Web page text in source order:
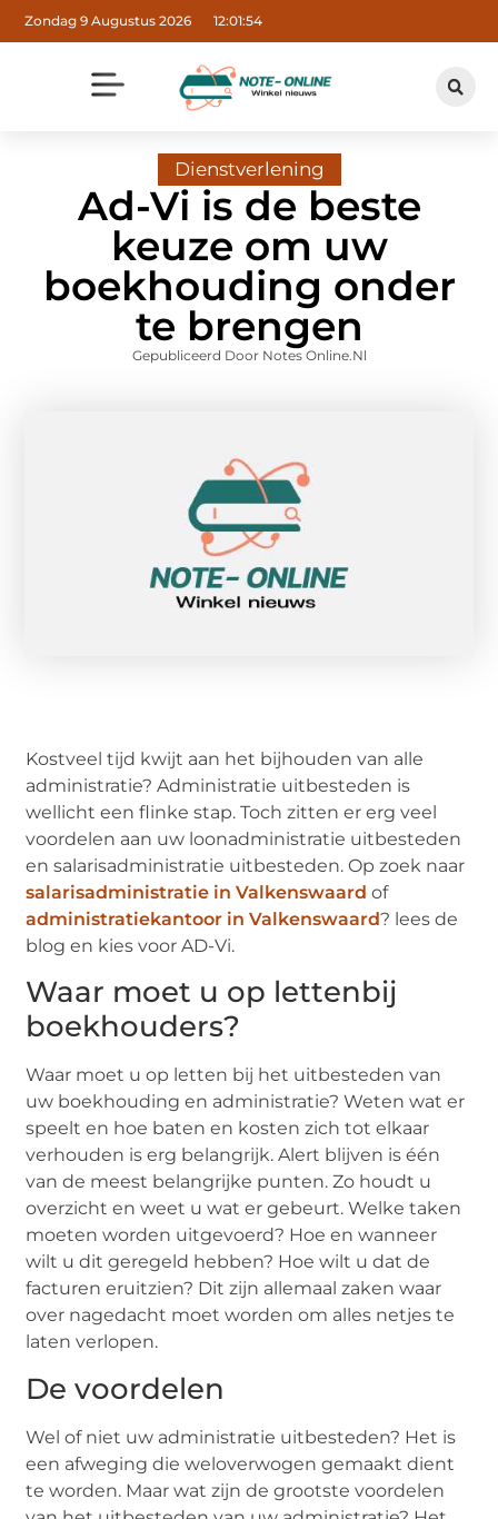
Zondag 9 Augustus 2026 12:01:55
Dienstverlening
Ad-Vi is de beste
keuze om uw
boekhouding onder
te brengen
Gepubliceerd Door Notes Online.nl
Kostveel tijd kwijt aan het bijhouden van alle
administratie? Administratie uitbesteden is
wellicht een flinke stap. Toch zitten er erg veel
voordelen aan uw loonadministratie uitbesteden
en salarisadministratie uitbesteden. Op zoek naar
salarisadministratie in Valkenswaard of
administratiekantoor in Valkenswaard? lees de
blog en kies voor AD-Vi.
Waar moet u op lettenbij
boekhouders?
Waar moet u op letten bij het uitbesteden van
uw boekhouding en administratie? Weten wat er
speelt en hoe baten en kosten zich tot elkaar
verhouden is erg belangrijk. Alert blijven is één
van de meest belangrijke punten. Zo houdt u
overzicht en weet u wat er gebeurt. Welke taken
moeten worden uitgevoerd? Hoe en wanneer
wilt u dit geregeld hebben? Hoe wilt u dat de
facturen eruitzien? Dit zijn allemaal zaken waar
over nagedacht moet worden om alles netjes te
laten verlopen.
De voordelen
Wel of niet uw administratie uitbesteden? Het is
een afweging die weloverwogen gemaakt dient
te worden. Maar wat zijn de grootste voordelen